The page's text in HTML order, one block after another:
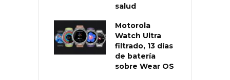
salud
Motorola
Watch Ultra
filtrado, 13 días
de batería
sobre Wear OS